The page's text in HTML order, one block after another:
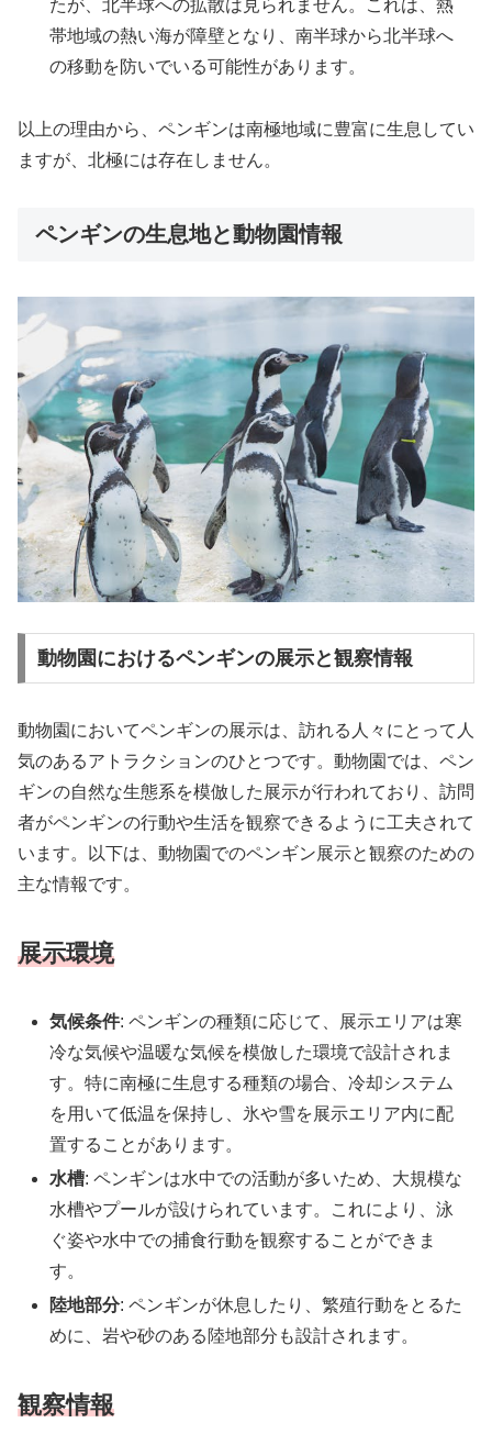
たが、北半球への拡散は見られません。これは、熱
帯地域の熱い海が障壁となり、南半球から北半球へ
の移動を防いでいる可能性があります。
以上の理由から、ペンギンは南極地域に豊富に生息してい
ますが、北極には存在しません。
ペンギンの生息地と動物園情報
動物園におけるペンギンの展示と観察情報
動物園においてペンギンの展示は、訪れる人々にとって人
気のあるアトラクションのひとつです。動物園では、ペン
ギンの自然な生態系を模倣した展示が行われており、訪問
者がペンギンの行動や生活を観察できるように工夫されて
います。以下は、動物園でのペンギン展示と観察のための
主な情報です。
展示環境
気候条件: ペンギンの種類に応じて、展示エリアは寒
冷な気候や温暖な気候を模倣した環境で設計されま
す。特に南極に生息する種類の場合、冷却システム
を用いて低温を保持し、氷や雪を展示エリア内に配
置することがあります。
水槽: ペンギンは水中での活動が多いため、大規模な
水槽やプールが設けられています。これにより、泳
ぐ姿や水中での捕食行動を観察することができま
す。
陸地部分: ペンギンが休息したり、繁殖行動をとるた
めに、岩や砂のある陸地部分も設計されます。
観察情報